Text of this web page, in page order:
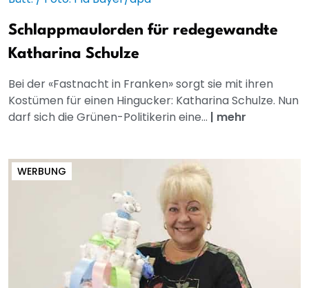
Schlappmaulorden für redegewandte
Katharina Schulze
Bei der «Fastnacht in Franken» sorgt sie mit ihren
Kostümen für einen Hingucker: Katharina Schulze. Nun
darf sich die Grünen-Politikerin eine... | mehr
WERBUNG